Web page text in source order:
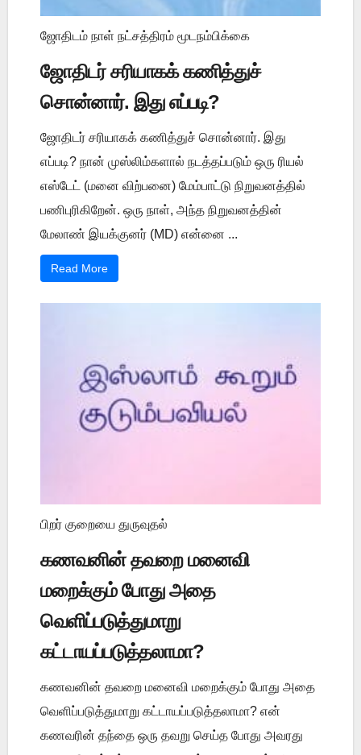
ஜோதிடம் நாள் நட்சத்திரம் மூடநம்பிக்கை
ஜோதிடர் சரியாகக் கணித்துச்
சொன்னார். இது எப்படி?
ஜோதிடர் சரியாகக் கணித்துச் சொன்னார். இது
எப்படி? நான் முஸ்லிம்களால் நடத்தப்படும் ஒரு ரியல்
எஸ்டேட் (மனை விற்பனை) மேம்பாட்டு நிறுவனத்தில்
பணிபுரிகிறேன். ஒரு நாள், அந்த நிறுவனத்தின்
மேலாண் இயக்குனர் (MD) என்னை ...
Read More
பிறர் குறையை துருவுதல்
கணவனின் தவறை மனைவி
மறைக்கும் போது அதை
வெளிப்படுத்துமாறு
கட்டாயப்படுத்தலாமா?
கணவனின் தவறை மனைவி மறைக்கும் போது அதை
வெளிப்படுத்துமாறு கட்டாயப்படுத்தலாமா? என்
கணவரின் தந்தை ஒரு தவறு செய்த போது அவரது